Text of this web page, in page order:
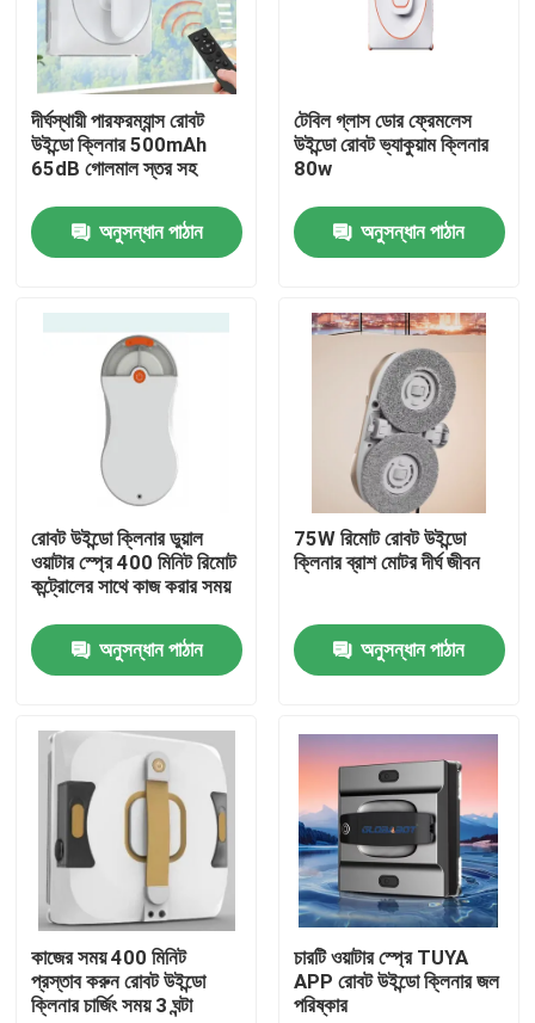
বাড়ি
আমাদের সম্পর্কে
কারখানা ভ্রমণ
উদ্ধৃতির জন্য আবেদন
রোবট ভ্যাকুয়াম ক্লিনার
রোবট উইন্ডো ক্লিনার
দীর্ঘস্থায়ী পারফরম্যান্স রোবট
উইন্ডো ক্লিনার 500mAh
65dB গোলমাল স্তর সহ
অনুসন্ধান পাঠান
টেবিল গ্লাস ডোর ফ্রেমলেস
উইন্ডো রোবট ভ্যাকুয়াম ক্লিনার
80w
অনুসন্ধান পাঠান
রোবট উইন্ডো ক্লিনার ডুয়াল
ওয়াটার স্প্রে 400 মিনিট রিমোট
কন্ট্রোলের সাথে কাজ করার সময়
অনুসন্ধান পাঠান
75W রিমোট রোবট উইন্ডো
ক্লিনার ব্রাশ মোটর দীর্ঘ জীবন
অনুসন্ধান পাঠান
কাজের সময় 400 মিনিট
প্রস্তাব করুন রোবট উইন্ডো
ক্লিনার চার্জিং সময় 3 ঘন্টা
চারটি ওয়াটার স্প্রে TUYA
APP রোবট উইন্ডো ক্লিনার জল
পরিষ্কার